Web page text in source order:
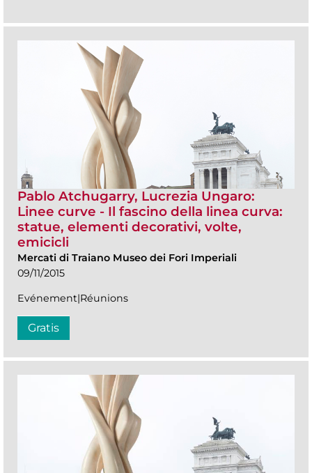
Pablo Atchugarry, Lucrezia Ungaro:
Linee curve - Il fascino della linea curva:
statue, elementi decorativi, volte,
emicicli
Mercati di Traiano Museo dei Fori Imperiali
09/11/2015
Evénement|Réunions
Gratis